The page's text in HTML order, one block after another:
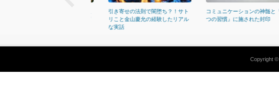
引き寄せの法則で闇堕ち？！サト
リこと金山慶允の経験したリアル
コミュニケーションの神髄と『７
つの習慣』に施された封印
Copyright ©